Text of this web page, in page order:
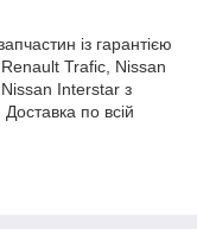
із гарантією
Trafic, Nissan
Interstar з
по всій